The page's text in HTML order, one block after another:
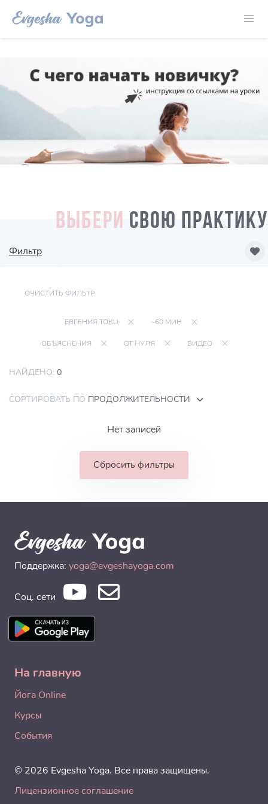
ВЫБЕРИ СВОЮ ПРАКТИКУ
Фильтр
ОЧИСТИТЬ ФИЛЬТР
ЕВГЕНИЯ ТОКЦ ~60 МИН
ОБЪЯСНЕНИЯ ОТ НУЛЯ ВИДЕО
НАЙДЕНО: 0
СОРТИРОВАТЬ ПО ПРОДОЛЖИТЕЛЬНОСТИ
Нет записей
Сбросить фильтры
Поддержка: yoga@evgeshayoga.com
Соц. сети
На главную
Йога Online
Курсы
События
© 2026 Evgesha Yoga. Все права защищены.
Лицензионное соглашение